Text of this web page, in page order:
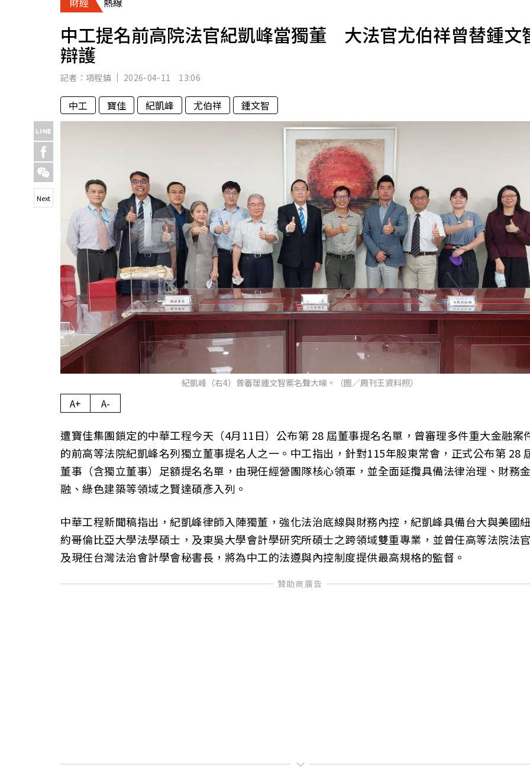
專欄
運勢
中工提名前高院法官紀凱峰當獨董 大法官尤伯祥曾替鍾文
辯護
記者： 項程鎮 2026-04-11 13:06
中工 寶佳 紀凱峰 尤伯祥 鍾文智
紀凱峰（右4）曾審理鍾文智案名聲大噪。（圖／周刊王資料照）
Next
A+ A-
遭寶佳集團鎖定的中華工程今天（4月11日）公布第 28 屆董事提名名單，曾審理多件重大金融案
的前高等法院紀凱峰名列獨立董事提名人之一。中工指出，針對115年股東常會，正式公布第 28
董事（含獨立董事）足額提名名單，由現任經營團隊核心領軍，並全面延攬具備法律治理、財務
融、綠色建築等領域之賢達碩彥入列。
中華工程新聞稿指出，紀凱峰律師入陣獨董，強化法治底線與財務內控，紀凱峰具備台大與美國
約哥倫比亞大學法學碩士，及東吳大學會計學研究所碩士之跨領域雙重專業，並曾任高等法院法
及現任台灣法治會計學會秘書長，將為中工的法遵與內控制度提供最高規格的監督。